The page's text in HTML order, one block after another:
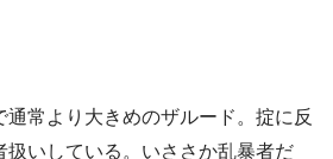
常より大きめのザルード。掟に反
扱いしている。いささか乱暴者だ